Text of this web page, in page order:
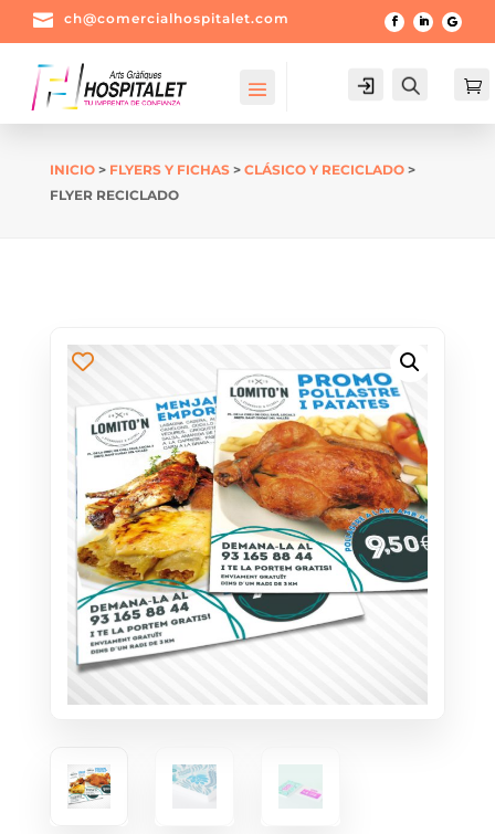
 ch@comercialhospitalet.com
Login Buscar
INICIO> FLYERS Y FICHAS> CLÁSICO Y RECICLADO>
FLYER RECICLADO